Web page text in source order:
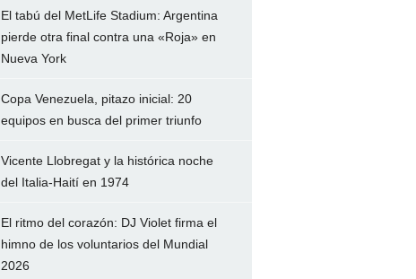
El tabú del MetLife Stadium: Argentina
pierde otra final contra una «Roja» en
Nueva York
Copa Venezuela, pitazo inicial: 20
equipos en busca del primer triunfo
Vicente Llobregat y la histórica noche
del Italia-Haití en 1974
El ritmo del corazón: DJ Violet firma el
himno de los voluntarios del Mundial
2026